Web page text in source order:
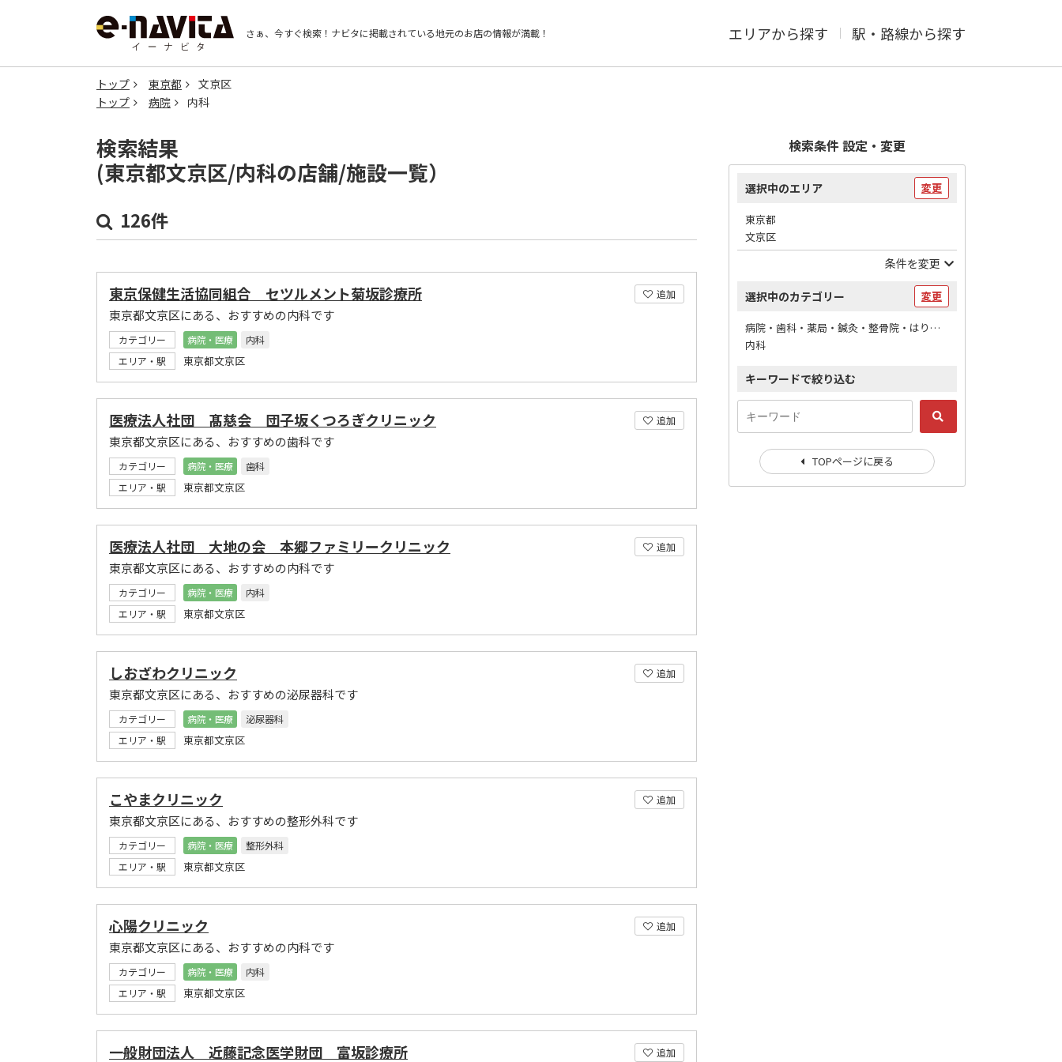
さぁ、今すぐ検索！ ナビタに掲載されている地元のお店の情報が満載！ エリアから探す 駅・路線から探す
トップ 東京都
文京区
トップ
病院 内科
検索結果
(東京都文京区/内科の店舗/施設一覧）
126件
追加
東京保健生活協同組合 セツルメント菊坂診療所
東京都文京区にある、おすすめの内科です
カテゴリー 病院・医療
内科
エリア・駅
東京都文京区
追加
医療法人社団 髙慈会 団子坂くつろぎクリニック
東京都文京区にある、おすすめの歯科です
カテゴリー 病院・医療
歯科
エリア・駅
東京都文京区
追加
医療法人社団 大地の会 本郷ファミリークリニック
東京都文京区にある、おすすめの内科です
カテゴリー 病院・医療
内科
エリア・駅
東京都文京区
追加
しおざわクリニック
東京都文京区にある、おすすめの泌尿器科です
カテゴリー 病院・医療
泌尿器科
エリア・駅
東京都文京区
追加
こやまクリニック
東京都文京区にある、おすすめの整形外科です
カテゴリー 病院・医療
整形外科
エリア・駅
東京都文京区
追加
心陽クリニック
東京都文京区にある、おすすめの内科です
カテゴリー 病院・医療
内科
エリア・駅
東京都文京区
追加
一般財団法人 近藤記念医学財団 富坂診療所
検索条件 設定・変更
選択中のエリア 変更
東京都
文京区
条件を変更
選択中のカテゴリー 変更
病院・歯科・薬局・鍼灸・整骨院・はりマッサージ / 病院
内科
キーワードで絞り込む
TOPページに戻る